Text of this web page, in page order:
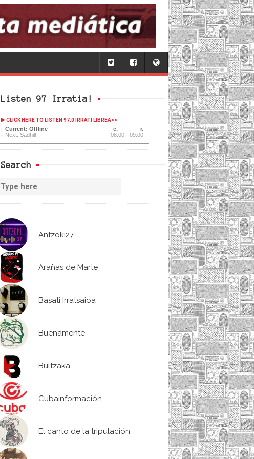
Listen 97 Irratia!
CLICK HERE TO LISTEN 97.0 IRRATI LIBREA>>
Current: Offline
Next: Sadhill
08:00 - 09:00
Search
Antzoki27
Arañas de Marte
Basati Irratsaioa
Buenamente
Bultzaka
Cubainformación
El canto de la tripulación